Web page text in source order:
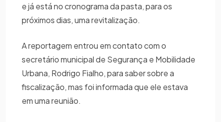
e já está no cronograma da pasta, para os
próximos dias, uma revitalização.
A reportagem entrou em contato com o
secretário municipal de Segurança e Mobilidade
Urbana, Rodrigo Fialho, para saber sobre a
fiscalização, mas foi informada que ele estava
em uma reunião.